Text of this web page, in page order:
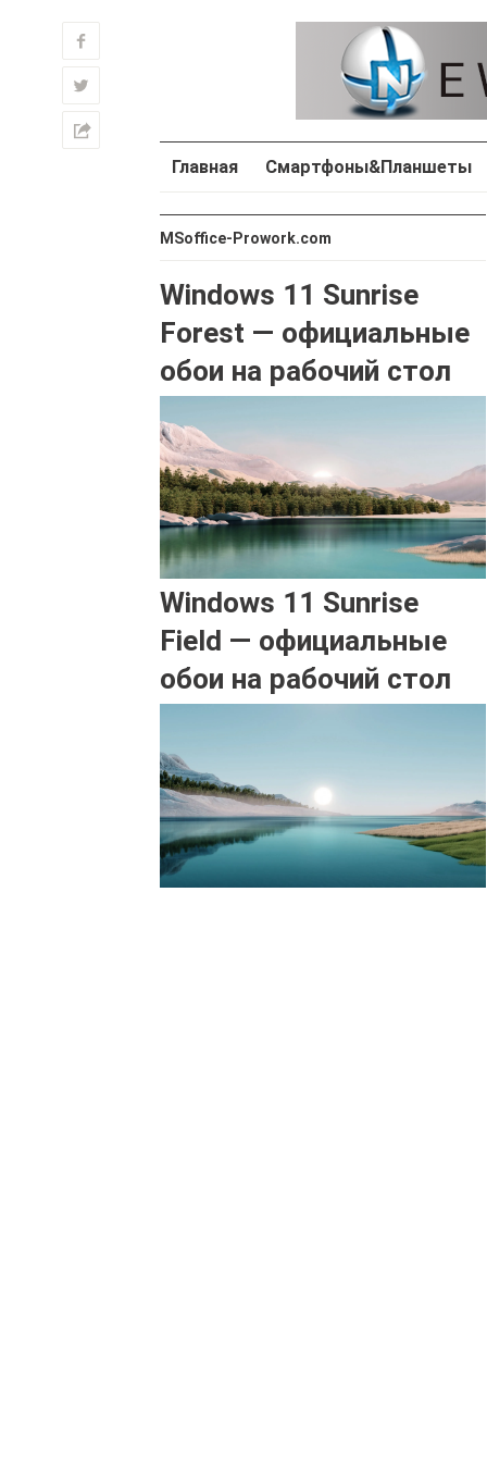
Главная Смартфоны&Планшеты
f
w
h
MSoffice-Prowork.com
Windows 11 Sunrise
Forest — официальные
обои на рабочий стол
Windows 11 Sunrise
Field — официальные
обои на рабочий стол